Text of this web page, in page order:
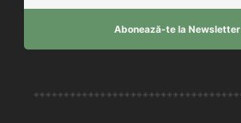
Abonează-te la Newsletter